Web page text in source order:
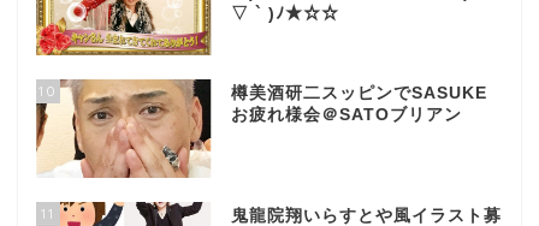
▽ ` )ﾉ★☆☆
10
樽美酒研二スッピンでSASUKE
お疲れ様会＠SATOブリアン
11
鬼龍院翔いらすとや風イラスト募